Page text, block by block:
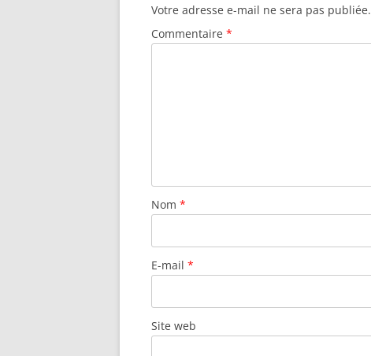
Votre adresse e-mail ne sera pas publiée.
Commentaire *
Nom *
E-mail *
Site web